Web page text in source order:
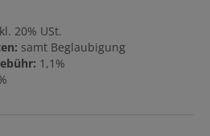
20% USt.
samt Beglaubigung
1,1%